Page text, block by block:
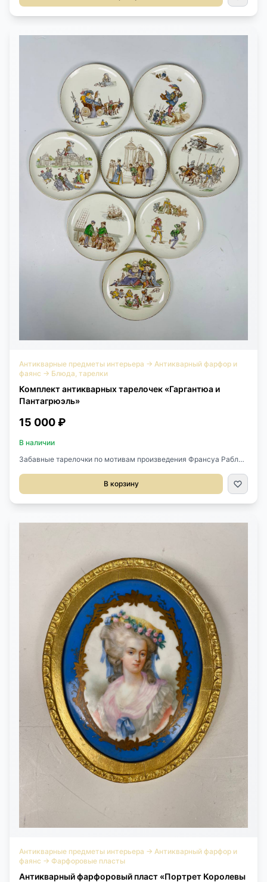
Антикварные предметы интерьера → Антикварный фарфор и
фаянс → Блюда, тарелки
Комплект антикварных тарелочек «Гаргантюа и
Пантагрюэль»
15 000 ₽
В наличии
Забавные тарелочки по мотивам произведения Франсуа Рабле
Португалия.Выполнены из фаянса.Замечательные рисунки по
мотивам произведения с надписями на обратной стороне.Две
тарелочки реставрировались, видны следы
реставрации.Позолота местами стерта.На каждой тарелочке
В корзину
Антикварные предметы интерьера → Антикварный фарфор и
фаянс → Фарфоровые пласты
Антикварный фарфоровый пласт «Портрет Королевы